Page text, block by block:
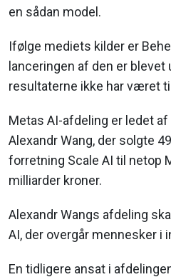
en sådan model.
Ifølge mediets kilder er
lanceringen af den er blevet
resultaterne ikke har været
Metas AI-afdeling er ledet
Alexandr Wang, der solgte
forretning Scale AI til netop
milliarder kroner.
Alexandr Wangs afdeling
AI, der overgår mennesker i
En tidligere ansat i